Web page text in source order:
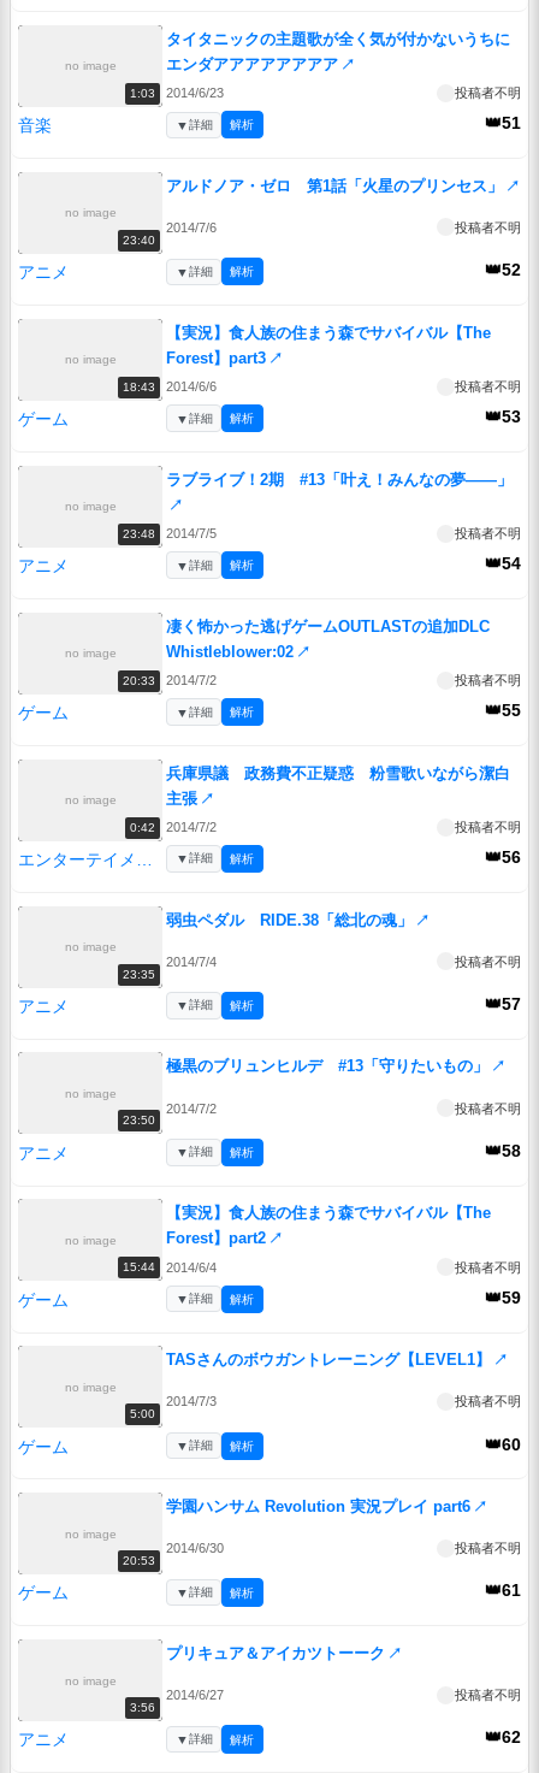
no image
1:03
タイタニックの主題歌が全く気が付かないうちに
エンダアアアアアアアア ↗
2014/6/23 投稿者不明
音楽 👑51
▼詳細 解析
no image
23:40
アルドノア・ゼロ 第1話「火星のプリンセス」 ↗
2014/7/6 投稿者不明
アニメ 👑52
▼詳細 解析
no image
18:43
【実況】食人族の住まう森でサバイバル【The
Forest】part3 ↗
2014/6/6 投稿者不明
ゲーム 👑53
▼詳細 解析
no image
23:48
ラブライブ！2期 #13「叶え！みんなの夢――」
↗
2014/7/5 投稿者不明
アニメ 👑54
▼詳細 解析
no image
20:33
凄く怖かった逃げゲームOUTLASTの追加DLC
Whistleblower:02 ↗
2014/7/2 投稿者不明
ゲーム 👑55
▼詳細 解析
no image
0:42
兵庫県議 政務費不正疑惑 粉雪歌いながら潔白
主張 ↗
2014/7/2 投稿者不明
👑56
▼詳細 解析
no image
23:35
弱虫ペダル RIDE.38「総北の魂」 ↗
2014/7/4 投稿者不明
アニメ 👑57
▼詳細 解析
no image
23:50
極黒のブリュンヒルデ #13「守りたいもの」 ↗
2014/7/2 投稿者不明
アニメ 👑58
▼詳細 解析
no image
15:44
【実況】食人族の住まう森でサバイバル【The
Forest】part2 ↗
2014/6/4 投稿者不明
ゲーム 👑59
▼詳細 解析
no image
5:00
TASさんのボウガントレーニング【LEVEL1】 ↗
2014/7/3 投稿者不明
ゲーム 👑60
▼詳細 解析
no image
20:53
学園ハンサム Revolution 実況プレイ part6 ↗
2014/6/30 投稿者不明
ゲーム 👑61
▼詳細 解析
no image
3:56
プリキュア＆アイカツトーーク ↗
2014/6/27 投稿者不明
アニメ 👑62
▼詳細 解析